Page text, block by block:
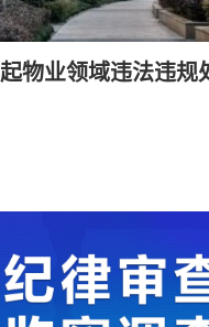
物业领域违法违规